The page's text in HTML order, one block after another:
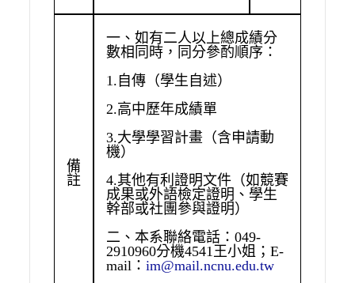
備
註
一、如有二人以上總成績分
數相同時，同分參酌順序：
1.自傳（學生自述）
2.高中歷年成績單
3.大學學習計畫（含申請動
機）
4.其他有利證明文件（如競賽
成果或外語檢定證明、學生
幹部或社團參與證明）
二、本系聯絡電話：049-
2910960分機4541王小姐；E-
mail： im@mail.ncnu.edu.tw